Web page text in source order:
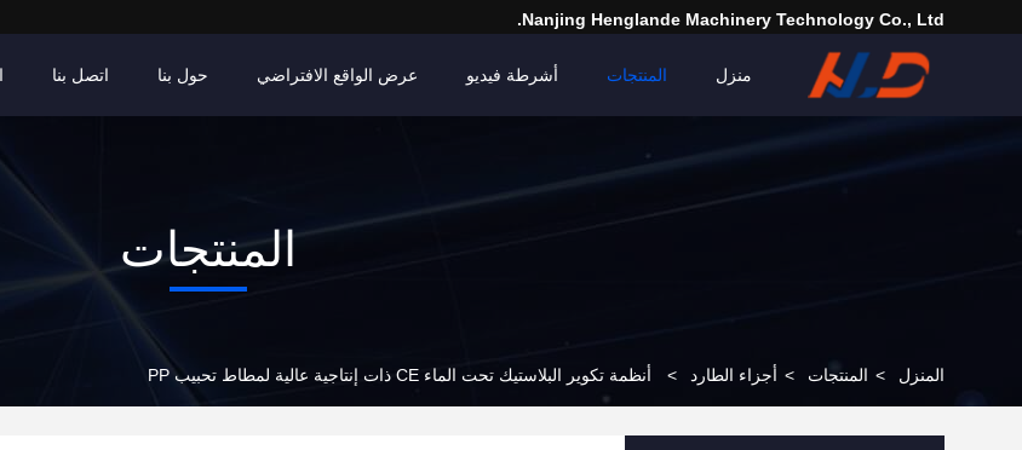
Nanjing Henglande Machinery Technology Co., Ltd.
منزل المنتجات أشرطة فيديو عرض الواقع الافتراضي حول بنا اتصل بنا
المنتجات
المنزل > المنتجات > أجزاء الطارد > أنظمة تكوير البلاستيك تحت الماء CE ذات إنتاجية عالية لمطاط تحبيب PP